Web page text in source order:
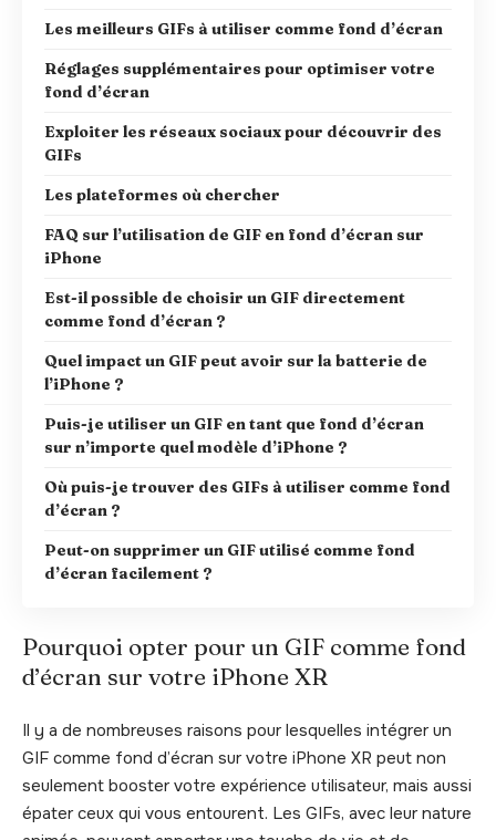
Les meilleurs GIFs à utiliser comme fond d’écran
Réglages supplémentaires pour optimiser votre
fond d’écran
Exploiter les réseaux sociaux pour découvrir des
GIFs
Les plateformes où chercher
FAQ sur l’utilisation de GIF en fond d’écran sur
iPhone
Est-il possible de choisir un GIF directement
comme fond d’écran ?
Quel impact un GIF peut avoir sur la batterie de
l’iPhone ?
Puis-je utiliser un GIF en tant que fond d’écran
sur n’importe quel modèle d’iPhone ?
Où puis-je trouver des GIFs à utiliser comme fond
d’écran ?
Peut-on supprimer un GIF utilisé comme fond
d’écran facilement ?
Pourquoi opter pour un GIF comme fond
d’écran sur votre iPhone XR
Il y a de nombreuses raisons pour lesquelles intégrer un
GIF comme fond d’écran sur votre iPhone XR peut non
seulement booster votre expérience utilisateur, mais aussi
épater ceux qui vous entourent. Les GIFs, avec leur nature